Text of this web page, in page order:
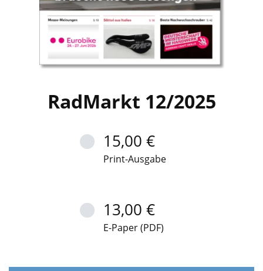
RadMarkt 12/2025
15,00 €
Print-Ausgabe
13,00 €
E-Paper (PDF)